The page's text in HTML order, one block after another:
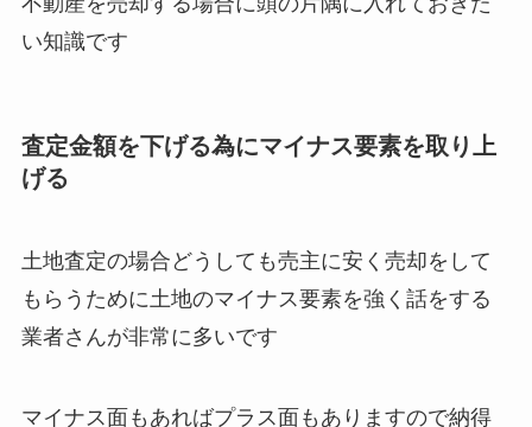
い知識です
査定金額を下げる為にマイナス要素を取り上
げる
土地査定の場合どうしても売主に安く売却をして
もらうために土地のマイナス要素を強く話をする
業者さんが非常に多いです
マイナス面もあればプラス面もありますので納得